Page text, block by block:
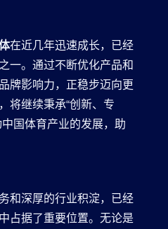
在近几年迅速成长，已经
一。通过不断优化产品和
牌影响力，正稳步迈向更
将继续秉承“创新、专
国体育产业的发展，助
和深厚的行业积淀，已经
占据了重要位置。无论是